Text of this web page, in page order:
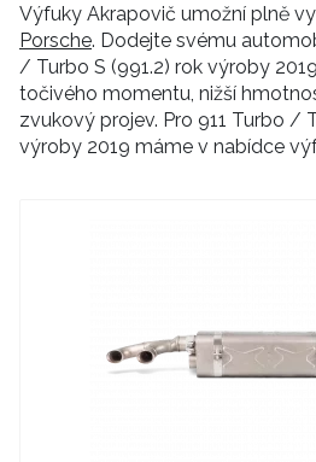
Výfuky Akrapovič umožní plně
Porsche. Dodejte svému
/ Turbo S (991.2) rok výroby
točivého momentu, nižší
zvukový projev. Pro 911 Turbo /
výroby 2019 máme v nabídce